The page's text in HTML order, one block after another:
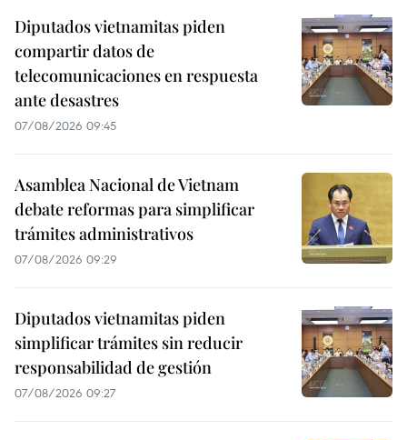
Diputados vietnamitas piden
compartir datos de
telecomunicaciones en respuesta
ante desastres
07/08/2026 09:45
Asamblea Nacional de Vietnam
debate reformas para simplificar
trámites administrativos
07/08/2026 09:29
Diputados vietnamitas piden
simplificar trámites sin reducir
responsabilidad de gestión
07/08/2026 09:27